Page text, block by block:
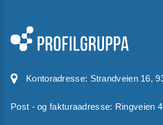
Kontoradresse: Strandveien 16,
Post - og fakturaadresse: Ringveien